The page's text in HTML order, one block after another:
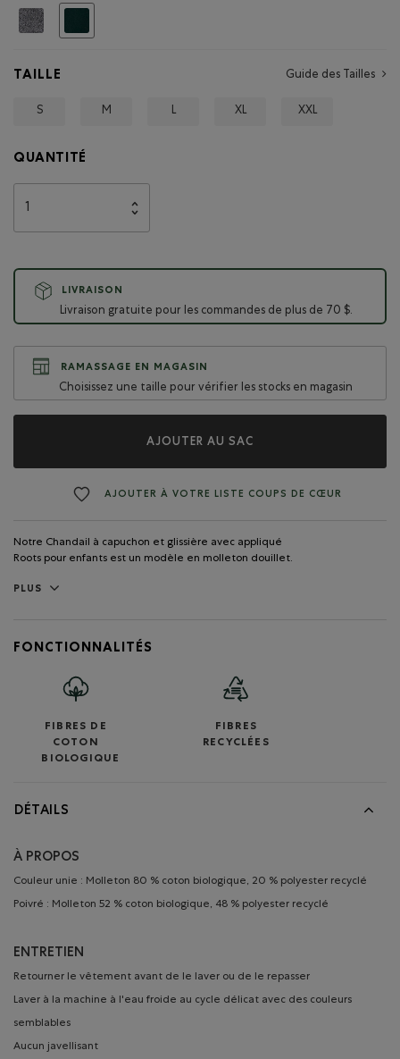
pour
enfants
TAILLE Guide des Tailles
S M L XL XXL
QUANTITÉ
LIVRAISON
Livraison gratuite pour les commandes de plus de 70 $.
RAMASSAGE EN MAGASIN
Choisissez une taille pour vérifier les stocks en magasin
AJOUTER AU SAC
AJOUTER À VOTRE LISTE COUPS DE CŒUR
Notre Chandail à capuchon et glissière avec appliqué
Roots pour enfants est un modèle en molleton douillet.
PLUS
FONCTIONNALITÉS
FIBRES DE
COTON
BIOLOGIQUE
FIBRES
RECYCLÉES
DÉTAILS
À PROPOS
Couleur unie : Molleton 80 % coton biologique, 20 % polyester recyclé
Poivré : Molleton 52 % coton biologique, 48 % polyester recyclé
ENTRETIEN
Retourner le vêtement avant de le laver ou de le repasser
Laver à la machine à l'eau froide au cycle délicat avec des couleurs
semblables
Aucun javellisant